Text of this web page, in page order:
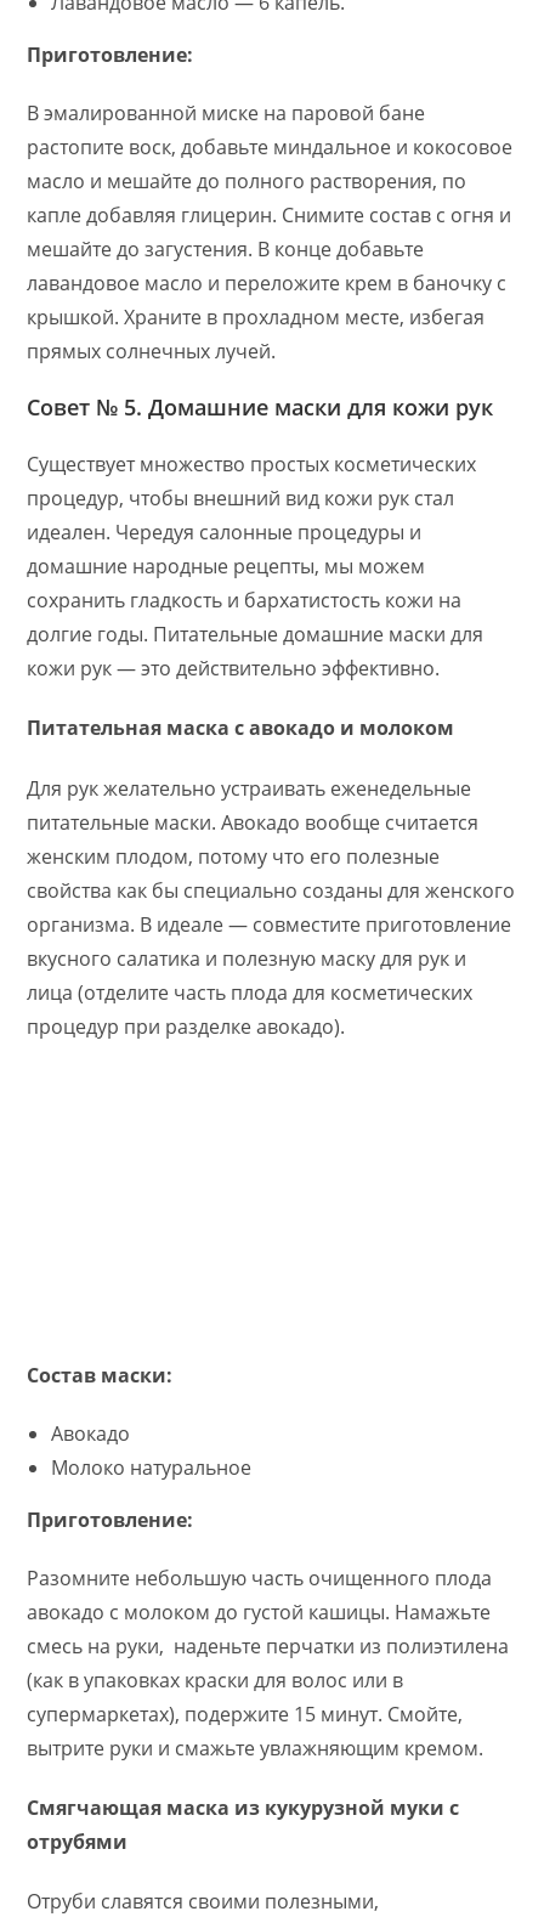
Приготовление:
В эмалированной миске на паровой бане
растопите воск, добавьте миндальное и кокосовое
масло и мешайте до полного растворения, по
капле добавляя глицерин. Снимите состав с огня и
мешайте до загустения. В конце добавьте
лавандовое масло и переложите крем в баночку с
крышкой. Храните в прохладном месте, избегая
прямых солнечных лучей.
Совет № 5. Домашние маски для кожи рук
Существует множество простых косметических
процедур, чтобы внешний вид кожи рук стал
идеален. Чередуя салонные процедуры и
домашние народные рецепты, мы можем
сохранить гладкость и бархатистость кожи на
долгие годы. Питательные домашние маски для
кожи рук — это действительно эффективно.
Питательная маска с авокадо и молоком
Для рук желательно устраивать еженедельные
питательные маски. Авокадо вообще считается
женским плодом, потому что его полезные
свойства как бы специально созданы для женского
организма. В идеале — совместите приготовление
вкусного салатика и полезную маску для рук и
лица (отделите часть плода для косметических
процедур при разделке авокадо).
Состав маски:
Авокадо
Молоко натуральное
Приготовление:
Разомните небольшую часть очищенного плода
авокадо с молоком до густой кашицы. Намажьте
смесь на руки, наденьте перчатки из полиэтилена
(как в упаковках краски для волос или в
супермаркетах), подержите 15 минут. Смойте,
вытрите руки и смажьте увлажняющим кремом.
Смягчающая маска из кукурузной муки с
отрубями
Отруби славятся своими полезными,